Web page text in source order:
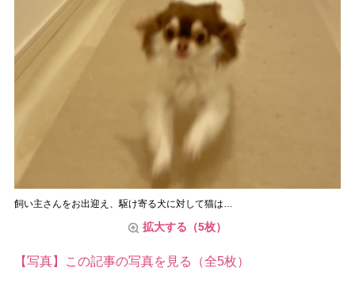
飼い主さんをお出迎え、駆け寄る犬に対して猫は…
拡大する（5枚）
【写真】この記事の写真を見る（全5枚）